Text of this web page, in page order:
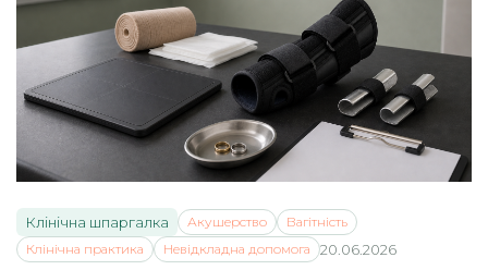
Клінічна шпаргалка Акушерство
Вагітність
Клінічна практика
Невідкладна допомога 20.06.2026